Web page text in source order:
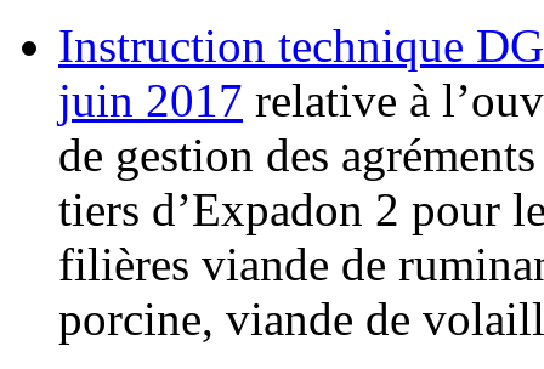
Instruction technique
juin 2017 relative à
de gestion des
tiers d’Expadon 2 pour
filières viande de
porcine, viande de